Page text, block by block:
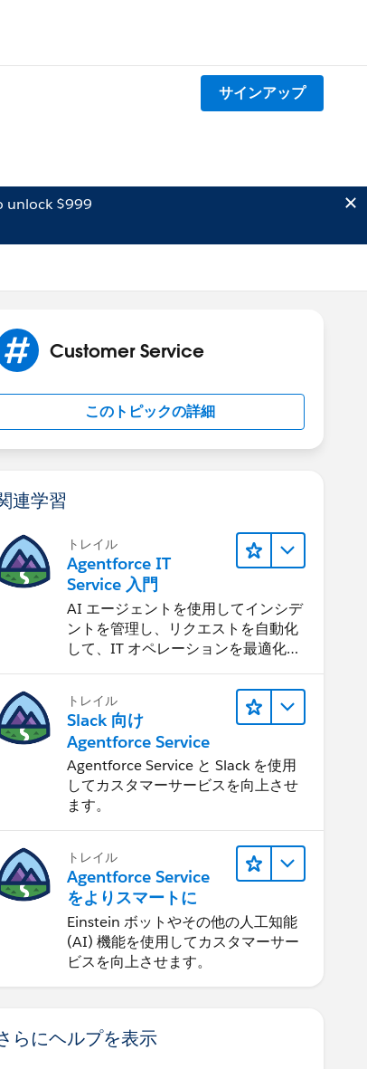
サインアップ
unlock $999
Customer Service
このトピックの詳細
連学習
トレイル
Agentforce IT
Service 入門
AI エージェントを使用してインシデ
ントを管理し、リクエストを自動化
して、IT オペレーションを最適化す
トレイル
Slack 向け
Agentforce Service
Agentforce Service と Slack を使用
してカスタマーサービスを向上させ
ます。
トレイル
Agentforce Service
をよりスマートに
Einstein ボットやその他の人工知能
(AI) 機能を使用してカスタマーサー
ビスを向上させます。
らにヘルプを表示